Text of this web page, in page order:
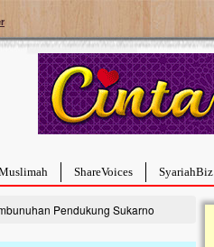
ShareVoices SyariahBiz
Pendukung Sukarno